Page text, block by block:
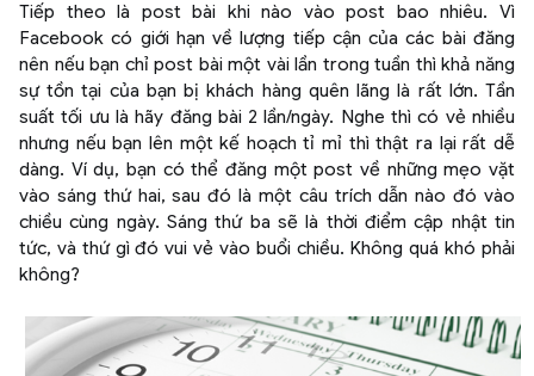
Tiếp theo là post bài khi nào vào post bao nhiêu. Vì
Facebook có giới hạn về lượng tiếp cận của các bài đăng
nên nếu bạn chỉ post bài một vài lần trong tuần thì khả năng
sự tồn tại của bạn bị khách hàng quên lãng là rất lớn. Tần
suất tối ưu là hãy đăng bài 2 lần/ngày. Nghe thì có vẻ nhiều
nhưng nếu bạn lên một kế hoạch tỉ mỉ thì thật ra lại rất dễ
dàng. Ví dụ, bạn có thể đăng một post về những mẹo vặt
vào sáng thứ hai, sau đó là một câu trích dẫn nào đó vào
chiều cùng ngày. Sáng thứ ba sẽ là thời điểm cập nhật tin
tức, và thứ gì đó vui vẻ vào buổi chiều. Không quá khó phải
không?